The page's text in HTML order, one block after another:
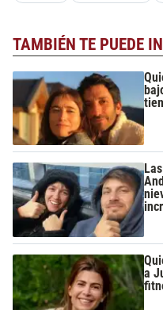
TAMBIÉN TE PUEDE
a